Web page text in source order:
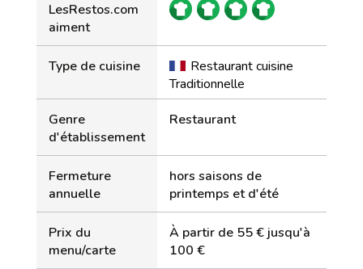
LesRestos.com
aiment
Type de cuisine
Restaurant cuisine
Traditionnelle
Genre
d'établissement
Restaurant
Fermeture
annuelle
hors saisons de
printemps et d'été
Prix du
menu/carte
À partir de 55 € jusqu'à
100 €